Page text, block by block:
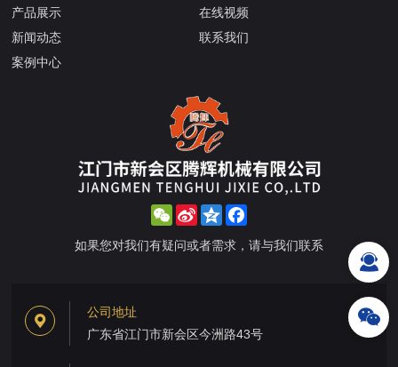
产品展示
新闻动态
案例中心
在线视频
联系我们
WeChat
Sina
Weibo
Qzone
如果您对我们有疑问或者需求，请与我们联系
公司地址
广东省江门市新会区今洲路43号